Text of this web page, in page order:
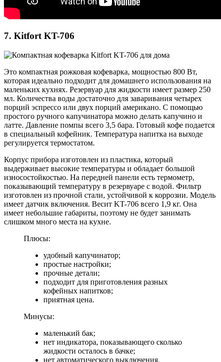
7. Kitfort KT-706
Это компактная рожковая кофеварка, мощностью 800 Вт,
которая идеально подходит для домашнего использования на
маленьких кухнях. Резервуар для жидкости имеет размер 250
мл. Количества воды достаточно для заваривания четырех
порций эспрессо или двух порций американо. С помощью
простого ручного капучинатора можно делать капучино и
латте. Давление помпы всего 3,5 бара. Готовый кофе подается
в специальный кофейник. Температура напитка на выходе
регулируется термостатом.
Корпус прибора изготовлен из пластика, который
выдерживает высокие температуры и обладает большой
износостойкостью. На передней панели есть термометр,
показывающий температуру в резервуаре с водой. Фильтр
изготовлен из прочной стали, устойчивой к коррозии. Модель
имеет датчик включения. Весит KT-706 всего 1,9 кг. Она
имеет небольшие габариты, поэтому не будет занимать
слишком много места на кухне.
Плюсы:
удобный капучинатор;
простые настройки;
прочные детали;
подходит для приготовления разных
кофейных напитков;
приятная цена.
Минусы:
маленький бак;
нет индикатора, показывающего сколько
жидкости осталось в бачке;
нет автоматического выключения.